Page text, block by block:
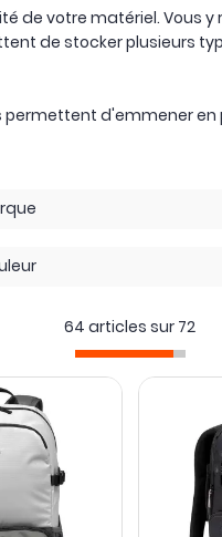
de votre matériel. Vous
de stocker plusieurs
d'emmener en
64 articles sur 72